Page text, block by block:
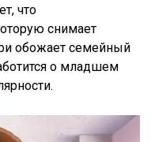
что
снимает
обожает семейный
о младшем